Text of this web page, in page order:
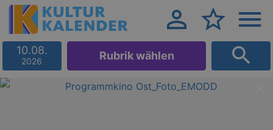
10.08.
2026 Rubrik wählen